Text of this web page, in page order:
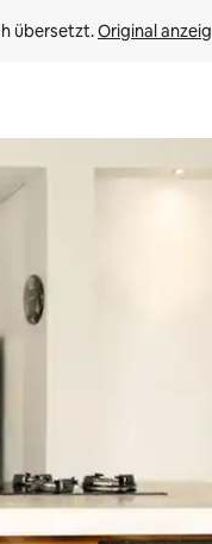
übersetzt. Original
die Ergebnisse